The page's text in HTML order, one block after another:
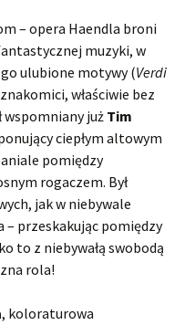
– opera Haendla broni
muzyki, w
ulubione motywy (Verdi
właściwie bez
wspomniany już Tim
ciepłym altowym
pomiędzy
rogaczem. Był
jak w niebywale
przeskakując pomiędzy
to z niebywałą swobodą
rola!
, koloraturowa